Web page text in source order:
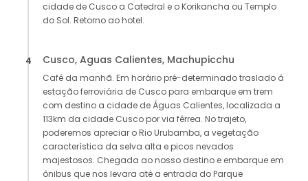
cidade de Cusco a Catedral e o Korikancha ou Templo
do Sol. Retorno ao hotel.
4 Cusco, Aguas Calientes, Machupicchu
Café da manhã. Em horário pré-determinado traslado á
estação ferroviária de Cusco para embarque em trem
com destino a cidade de Águas Calientes, localizada a
113km da cidade Cusco por via férrea. No trajeto,
poderemos apreciar o Rio Urubamba, a vegetação
característica da selva alta e picos nevados
majestosos. Chegada ao nosso destino e embarque em
ônibus que nos levara até a entrada do Parque